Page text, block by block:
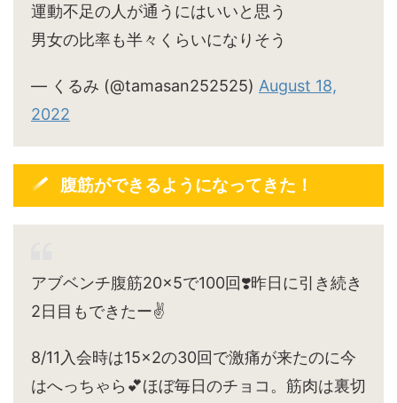
運動不足の人が通うにはいいと思う
男女の比率も半々くらいになりそう
— くるみ (@tamasan252525) August 18,
2022
腹筋ができるようになってきた！
アブベンチ腹筋20×5で100回❣️昨日に引き続き
2日目もできたー✌️
8/11入会時は15×2の30回で激痛が来たのに今
はへっちゃら💕ほぼ毎日のチョコ。筋肉は裏切